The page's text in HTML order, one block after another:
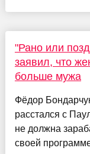
"Рано или
заявил, что
больше мужа
Фёдор
расстался с
не должна
своей